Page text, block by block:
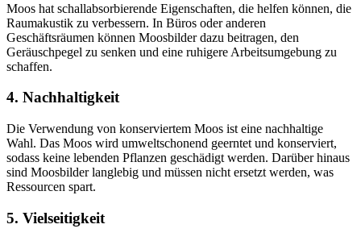
Moos hat schallabsorbierende Eigenschaften, die helfen können, die
Raumakustik zu verbessern. In Büros oder anderen
Geschäftsräumen können Moosbilder dazu beitragen, den
Geräuschpegel zu senken und eine ruhigere Arbeitsumgebung zu
schaffen.
4. Nachhaltigkeit
Die Verwendung von konserviertem Moos ist eine nachhaltige
Wahl. Das Moos wird umweltschonend geerntet und konserviert,
sodass keine lebenden Pflanzen geschädigt werden. Darüber hinaus
sind Moosbilder langlebig und müssen nicht ersetzt werden, was
Ressourcen spart.
5. Vielseitigkeit